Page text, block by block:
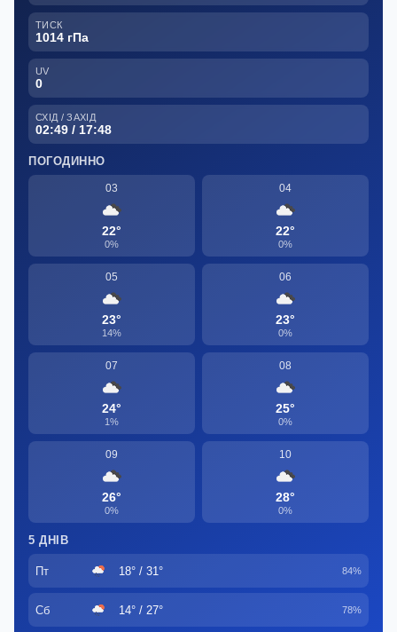
ТИСК
1014 гПа
UV
0
СХІД / ЗАХІД
02:49 / 17:48
ПОГОДИННО
03
22°
0%
04
22°
0%
05
23°
14%
06
23°
0%
07
24°
1%
08
25°
0%
09
26°
0%
10
28°
0%
5 ДНІВ
Пт 18° / 31° 84%
Сб 14° / 27° 78%